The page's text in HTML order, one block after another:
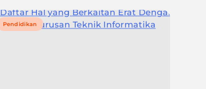
Pendidikan